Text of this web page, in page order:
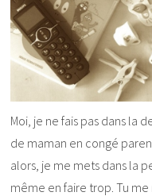
Moi, je ne fais pas dans la
de maman en congé
alors, je me mets dans la
même en faire trop. Tu